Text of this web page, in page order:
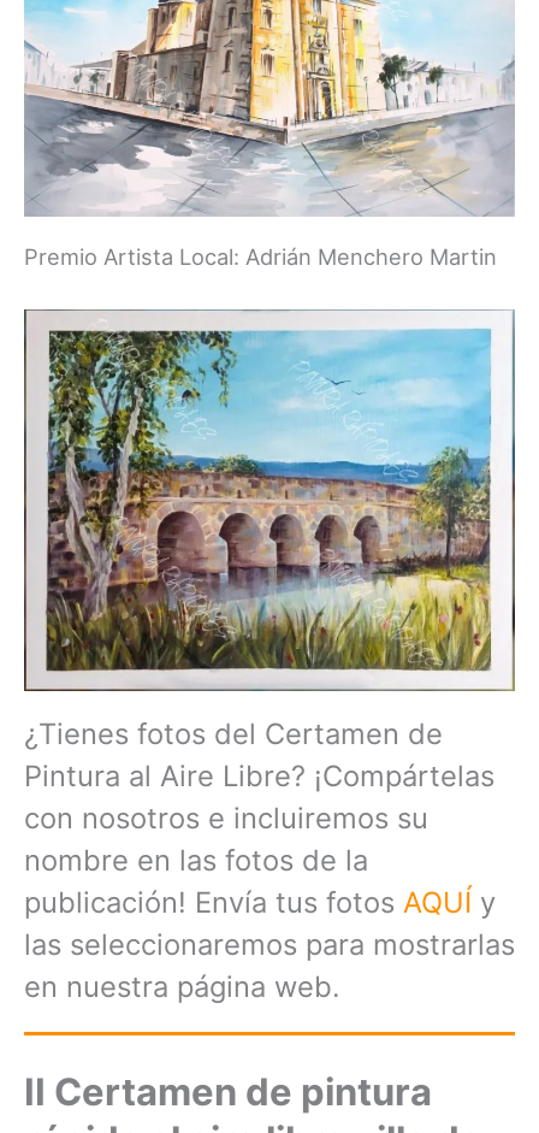
Premio Artista Local: Adrián Menchero Martin
¿Tienes fotos del Certamen de
Pintura al Aire Libre? ¡Compártelas
con nosotros e incluiremos su
nombre en las fotos de la
publicación! Envía tus fotos AQUÍ y
las seleccionaremos para mostrarlas
en nuestra página web.
II Certamen de pintura